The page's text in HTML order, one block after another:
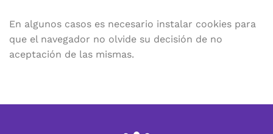
En algunos casos es necesario instalar cookies para
que el navegador no olvide su decisión de no
aceptación de las mismas.